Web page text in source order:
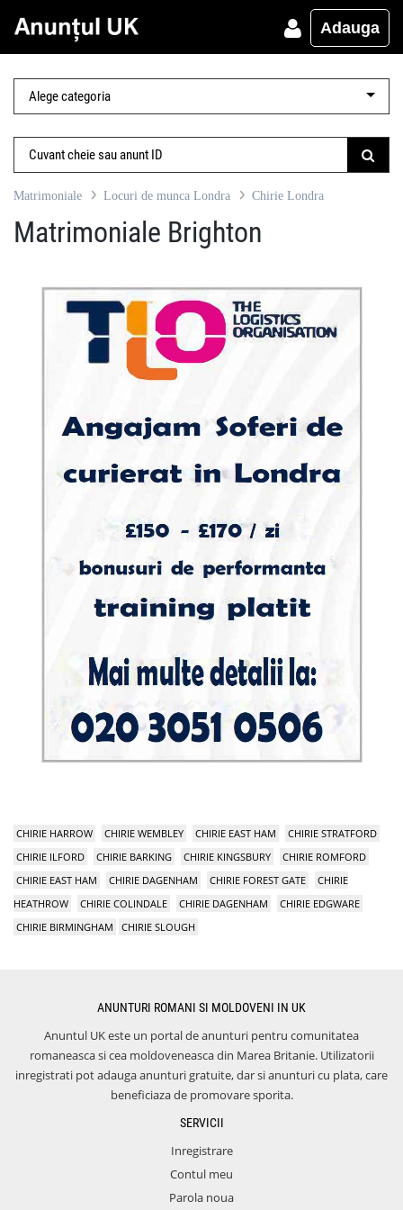
Adauga
Matrimoniale Locuri de munca Londra Chirie Londra
Matrimoniale Brighton
CHIRIE HARROW CHIRIE WEMBLEY CHIRIE EAST HAM
CHIRIE STRATFORD
CHIRIE ILFORD
CHIRIE BARKING CHIRIE KINGSBURY
CHIRIE ROMFORD
CHIRIE EAST HAM
CHIRIE DAGENHAM CHIRIE FOREST GATE
CHIRIE
HEATHROW
CHIRIE COLINDALE CHIRIE DAGENHAM
CHIRIE EDGWARE
CHIRIE BIRMINGHAM
CHIRIE SLOUGH
ANUNTURI ROMANI SI MOLDOVENI IN UK
Anuntul UK este un portal de anunturi pentru comunitatea
romaneasca si cea moldoveneasca din Marea Britanie. Utilizatorii
inregistrati pot adauga anunturi gratuite, dar si anunturi cu plata, care
beneficiaza de promovare sporita.
SERVICII
Inregistrare
Contul meu
Parola noua